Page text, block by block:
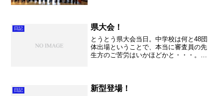
になっている「あかさか布...
日記 県大会！
とうとう県大会当日。中学校は何と48団
体出場ということで、本当に審査員の先
生方のご苦労はいかほどかと・・・。代
ったらどんだけ上手くなるの...
日記 新型登場！